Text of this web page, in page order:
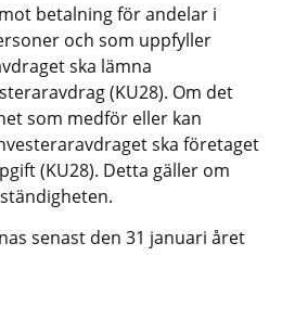
betalning för andelar i
och som uppfyller
ska lämna
(KU28). Om det
som medför eller kan
ska företaget
(KU28). Detta gäller om
senast den 31 januari året